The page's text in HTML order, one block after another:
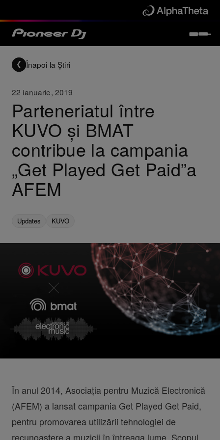
Înapoi la Știri
22 ianuarie, 2019
Parteneriatul între
KUVO și BMAT
contribue la campania
„Get Played Get Paid”a
AFEM
Updates KUVO
În anul 2014, Asociația pentru Muzică Electronică
(AFEM) a lansat campania Get Played Get Paid,
pentru promovarea utilizării tehnologiei de
recunoaștere a muzicii în întreaga lume. Scopul